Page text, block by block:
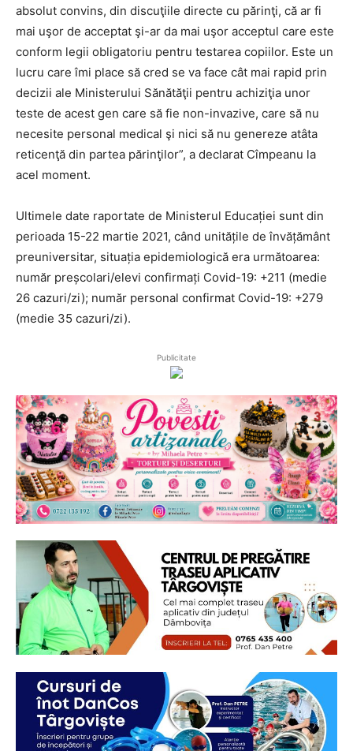
absolut convins, din discuţiile directe cu părinţi, că ar fi
mai uşor de acceptat şi-ar da mai uşor acceptul care este
conform legii obligatoriu pentru testarea copiilor. Este un
lucru care îmi place să cred se va face cât mai rapid prin
decizii ale Ministerului Sănătăţii pentru achiziţia unor
teste de acest gen care să fie non-invazive, care să nu
necesite personal medical şi nici să nu genereze atâta
reticenţă din partea părinţilor”, a declarat Cîmpeanu la
acel moment.
Ultimele date raportate de Ministerul Educației sunt din
perioada 15-22 martie 2021, când unitățile de învățământ
preuniversitar, situația epidemiologică era următoarea:
număr preșcolari/elevi confirmați Covid-19: +211 (medie
26 cazuri/zi); număr personal confirmat Covid-19: +279
(medie 35 cazuri/zi).
Publicitate